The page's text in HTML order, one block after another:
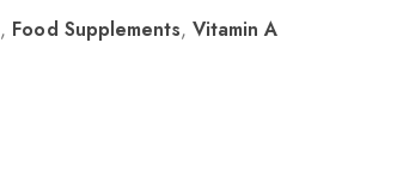
, Food Supplements, Vitamin A